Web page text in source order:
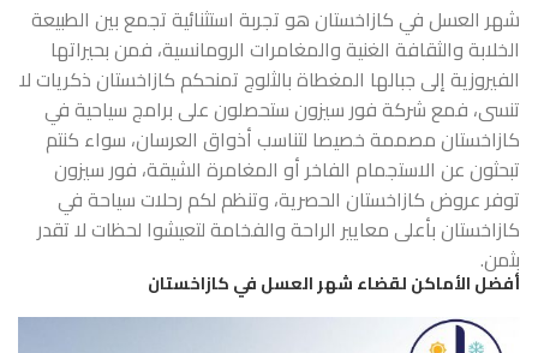
شهر العسل في كازاخستان هو تجربة استثنائية تجمع بين الطبيعة
الخلابة والثقافة الغنية والمغامرات الرومانسية، فمن بحيراتها
الفيروزية إلى جبالها المغطاة بالثلوج تمنحكم كازاخستان ذكريات لا
تنسى، فمع شركة فور سيزون ستحصلون على برامج سياحية في
كازاخستان مصممة خصيصا لتناسب أذواق العرسان، سواء كنتم
تبحثون عن الاستجمام الفاخر أو المغامرة الشيقة، فور سيزون
توفر عروض كازاخستان الحصرية، وتنظم لكم رحلات سياحة في
كازاخستان بأعلى معايير الراحة والفخامة لتعيشوا لحظات لا تقدر
بثمن.
أفضل الأماكن لقضاء شهر العسل في كازاخستان